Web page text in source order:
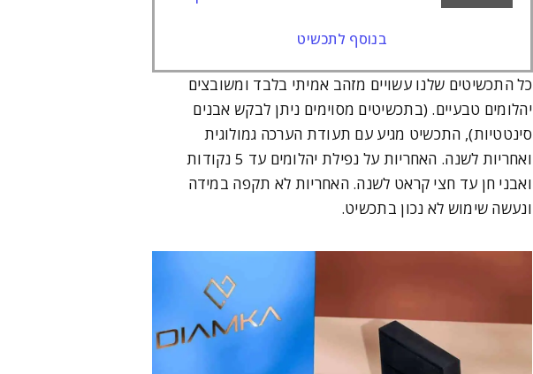
בנוסף לתכשיט
כל התכשיטים שלנו עשויים מזהב אמיתי בלבד ומשובצים
יהלומים טבעיים. (בתכשיטים מסוימים ניתן לבקש אבנים
סינטטיות), התכשיט מגיע עם תעודת הערכה גמולוגית
ואחריות לשנה. האחריות על נפילת יהלומים עד 5 נקודות
ואבני חן עד חצי קראט לשנה. האחריות לא תקפה במידה
ונעשה שימוש לא נכון בתכשיט.